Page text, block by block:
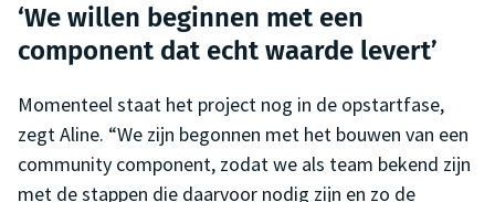
‘We willen beginnen met een
component dat echt waarde levert’
Momenteel staat het project nog in de opstartfase,
zegt Aline. “We zijn begonnen met het bouwen van een
community component, zodat we als team bekend zijn
met de stappen die daarvoor nodig zijn en zo de